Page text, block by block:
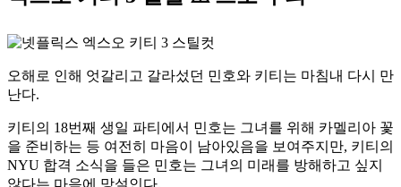
오해로 인해 엇갈리고 갈라섰던 민호와 키티는 마침내 다시 만
난다.
키티의 18번째 생일 파티에서 민호는 그녀를 위해 카멜리아 꽃
을 준비하는 등 여전히 마음이 남아있음을 보여주지만, 키티의
NYU 합격 소식을 들은 민호는 그녀의 미래를 방해하고 싶지
않다는 마음에 망설인다.